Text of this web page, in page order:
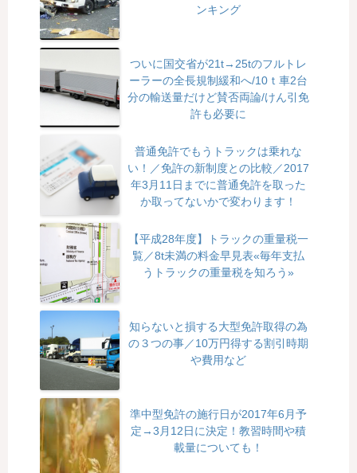
ンキング
ついに国交省が21t→25tのフルトレ
ーラーの全長規制緩和へ/10ｔ車2台
分の輸送量だけど賛否両論/けん引免
許も必要に
普通免許でもうトラックは乗れな
い！／免許の新制度との比較／2017
年3月11日までに普通免許を取った
か取ってないかで変わります！
【平成28年度】トラックの重量税一
覧／8t未満の料金早見表«毎年支払
うトラックの重量税を知ろう»
知らないと損する大型免許取得の為
の３つの事／10万円得する割引時期
や費用など
準中型免許の施行日が2017年6月予
定→3月12日に決定！教習時間や積
載量についても！